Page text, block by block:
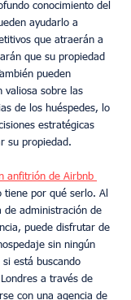
conocimiento del
ayudarlo a
que atraerán a
que su propiedad
pueden
valiosa sobre las
de los huéspedes, lo
estratégicas
su propiedad.
anfitrión de Airbnb
tiene por qué serlo. Al
de administración de
puede disfrutar de
sin ningún
está buscando
a través de
con una agencia de